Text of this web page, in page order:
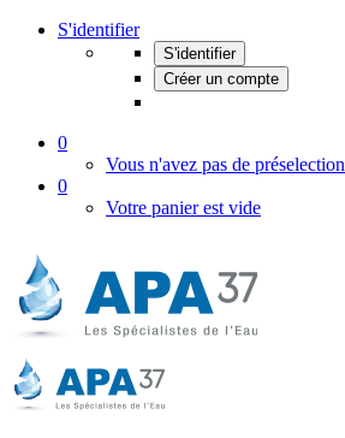
S'identifier
S'identifier
Créer un compte
0
Vous n'avez pas de préselection
0
Votre panier est vide